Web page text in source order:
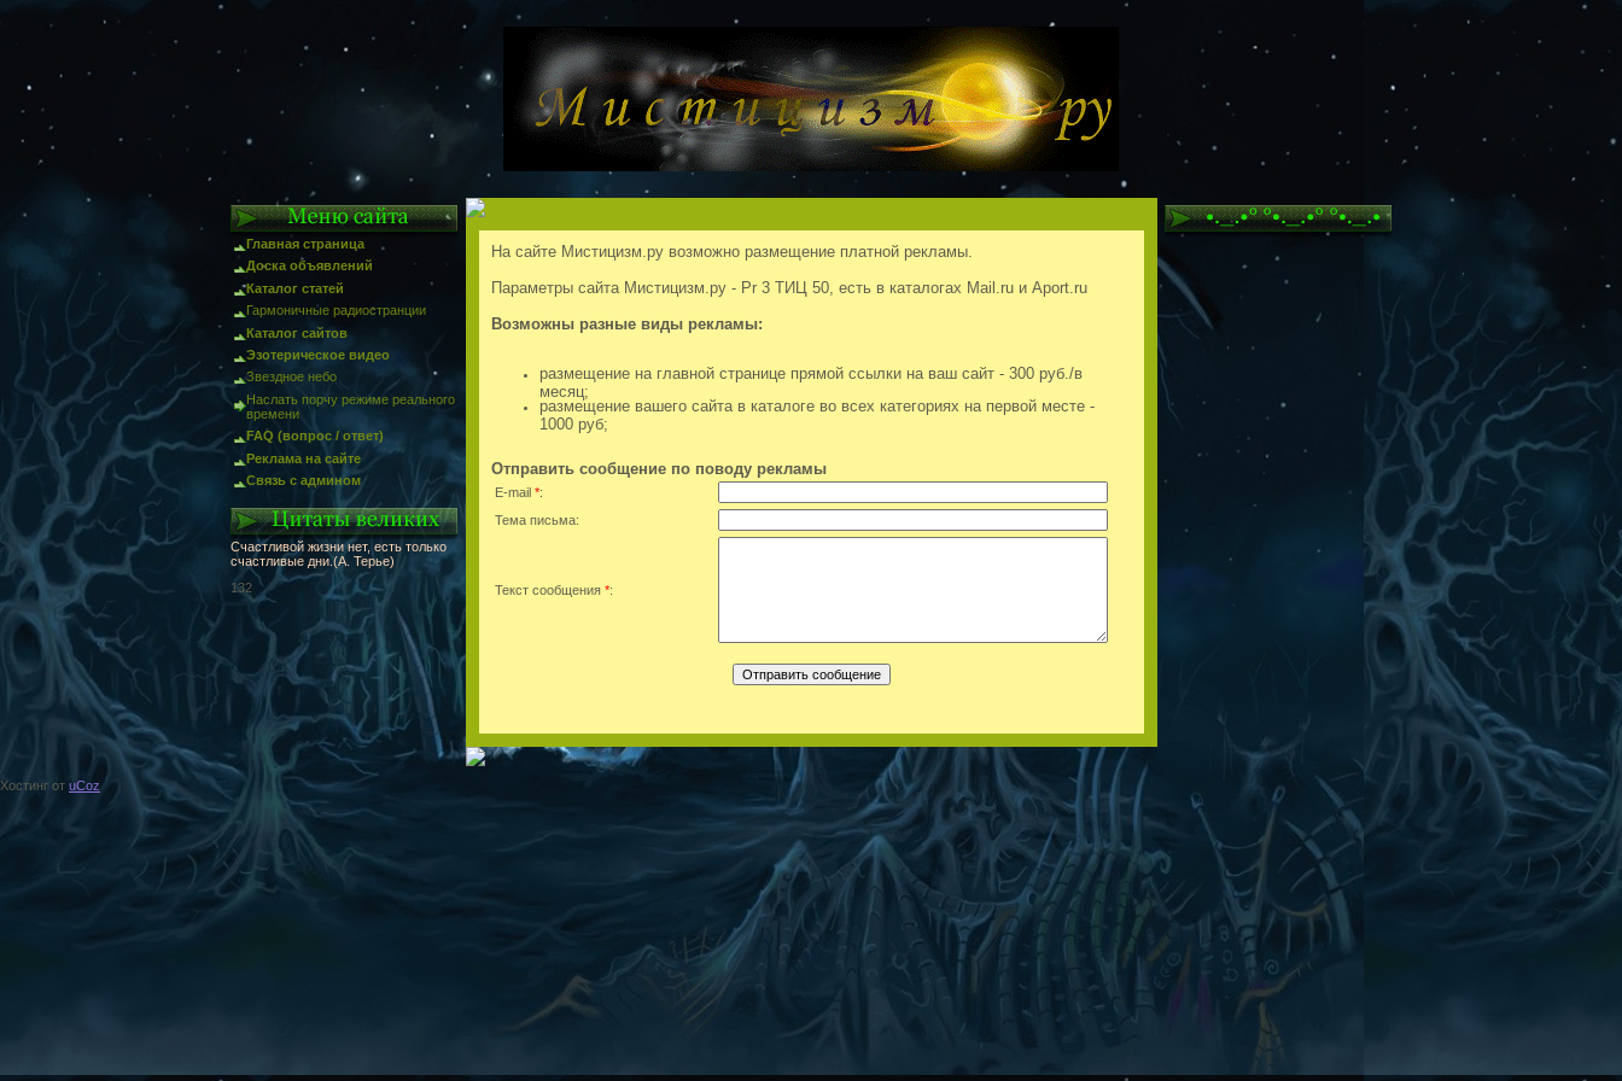
Главная страница
Доска объявлений
Каталог статей
Гармоничные радиостранции
Каталог сайтов
Эзотерическое видео
Звездное небо
Наслать порчу режиме реального
времени
FAQ (вопрос / ответ)
Реклама на сайте
Связь с админом
Счастливой жизни нет, есть только
счастливые дни.(А. Терье)
132
На сайте Мистицизм.ру возможно размещение платной рекламы.
Параметры сайта Мистицизм.ру - Pr 3 ТИЦ 50, есть в каталогах Mail.ru и Aport.ru
Возможны разные виды рекламы:
размещение на главной странице прямой ссылки на ваш сайт - 300 руб./в
месяц;
размещение вашего сайта в каталоге во всех категориях на первой месте -
1000 руб;
Отправить сообщение по поводу рекламы
E-mail *:
Тема письма:
Текст сообщения *:
Хостинг от uCoz